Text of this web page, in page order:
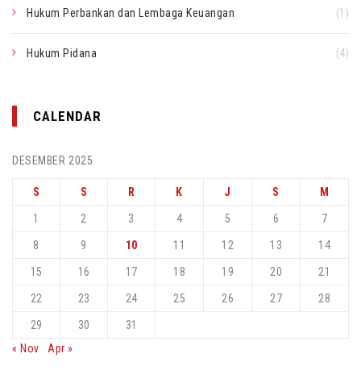
Hukum Perbankan dan Lembaga Keuangan (1)
Hukum Pidana (4)
CALENDAR
DESEMBER 2025
S S R K J S M
1 2 3 4 5 6 7
8 9 10 11 12 13 14
15 16 17 18 19 20 21
22 23 24 25 26 27 28
29 30
31
« Nov
Apr »